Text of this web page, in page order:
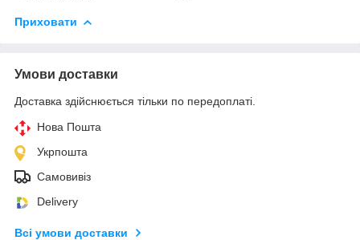
Приховати
Умови доставки
Доставка здійснюється тільки по передоплаті.
Нова Пошта
Укрпошта
Самовивіз
Delivery
Всі умови доставки